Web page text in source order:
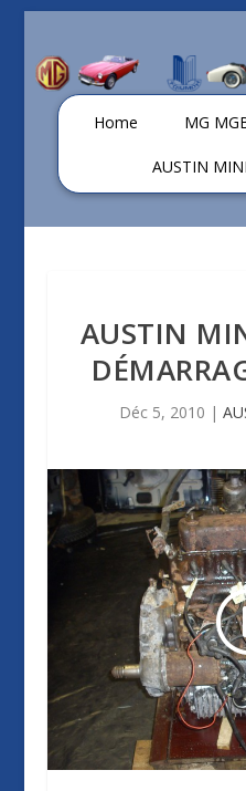
Home MG
AUSTIN MINI
AUSTIN
Déc 5, 2010 |